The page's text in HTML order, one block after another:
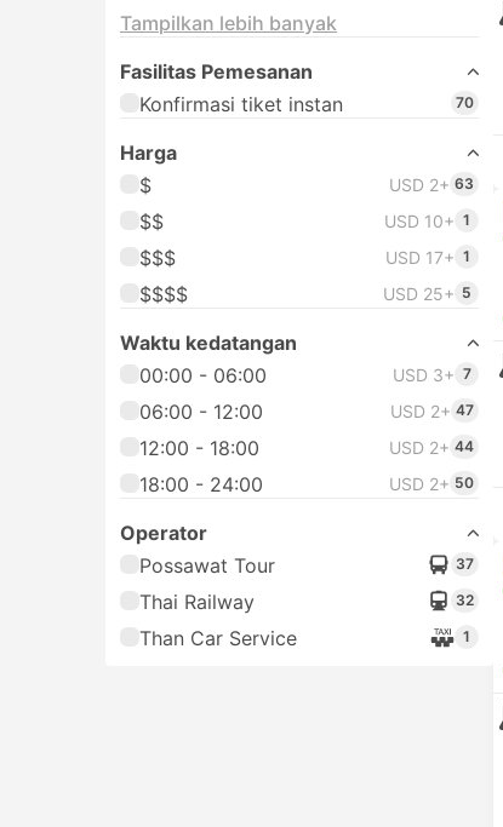
Tampilkan lebih banyak
Fasilitas Pemesanan
Konfirmasi tiket instan
70
Harga
$
USD 2+ 63
$$ USD 10+ 1
$$$ USD 17+ 1
$$$$ USD 25+ 5
Waktu kedatangan
00:00 - 06:00
USD 3+ 7
06:00 - 12:00 USD 2+ 47
12:00 - 18:00 USD 2+ 44
18:00 - 24:00 USD 2+ 50
Operator
Possawat Tour
37
Thai Railway 32
Than Car Service 1